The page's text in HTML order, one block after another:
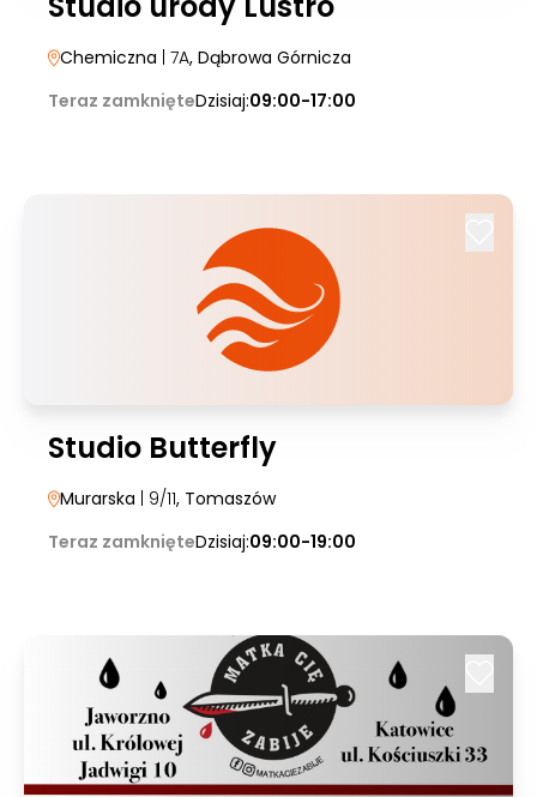
Chemiczna | 7A, Dąbrowa Górnicza
Teraz zamknięteDzisiaj:09:00-17:00
Studio Butterfly
Murarska | 9/11, Tomaszów
Teraz zamknięteDzisiaj:09:00-19:00